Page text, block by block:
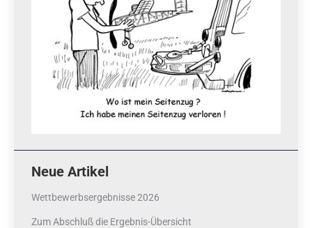
Neue Artikel
Wettbewerbsergebnisse 2026
Zum Abschluß die Ergebnis-Übersicht